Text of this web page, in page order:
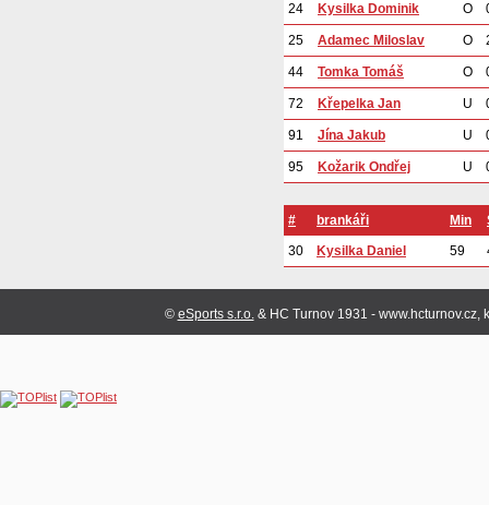
24 Kysilka Dominik O
25 Adamec Miloslav O
44 Tomka Tomáš O
72 Křepelka Jan U
91 Jína Jakub U
95 Kožarik Ondřej U
# brankáři Min
30
Kysilka Daniel 59
© eSports s.r.o.& HC Turnov 1931 -